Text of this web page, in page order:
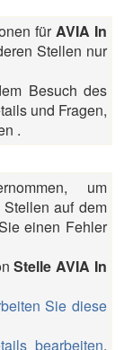
fürAVIA In
Stellen nur
Besuch des
und Fragen,
.
um
auf dem
einen Fehler
Stelle AVIA In
Sie diese
bearbeiten,